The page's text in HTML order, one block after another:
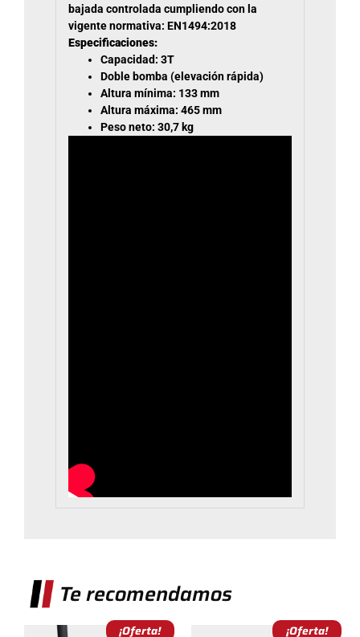
bajada controlada cumpliendo con la
vigente normativa: EN1494:2018
Especificaciones:
Capacidad: 3T
Doble bomba (elevación rápida)
Altura mínima: 133 mm
Altura máxima: 465 mm
Peso neto: 30,7 kg
Te recomendamos
¡Oferta! ¡Oferta!